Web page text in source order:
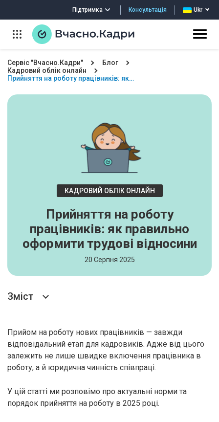
Підтримка Консультація Ukr
Сервіс "Вчасно.Кадри"
Блог
Кадровий облік онлайн
Прийняття на роботу працівників: як…
КАДРОВИЙ ОБЛІК ОНЛАЙН
Прийняття на роботу
працівників: як правильно
оформити трудові відносини
20 Серпня 2025
Зміст
Прийом на роботу нових працівників — завжди
відповідальний етап для кадровиків. Адже від цього
залежить не лише швидке включення працівника в
роботу, а й юридична чинність співпраці.
У цій статті ми розповімо про актуальні норми та
порядок прийняття на роботу в 2025 році.